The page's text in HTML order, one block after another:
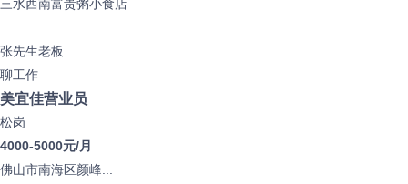
三水西南富贵粥小食店
张先生老板
聊工作
美宜佳营业员
松岗
4000-5000元/月
佛山市南海区颜峰...